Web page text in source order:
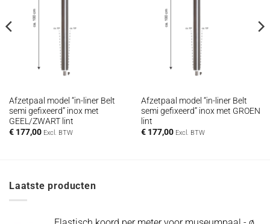
Afzetpaal model “in-liner Belt
semi gefixeerd” inox met
GEEL/ZWART lint
€177,00 Excl. BTW
Afzetpaal model “in-liner Belt
semi gefixeerd” inox met GROEN
lint
€177,00 Excl. BTW
Laatste producten